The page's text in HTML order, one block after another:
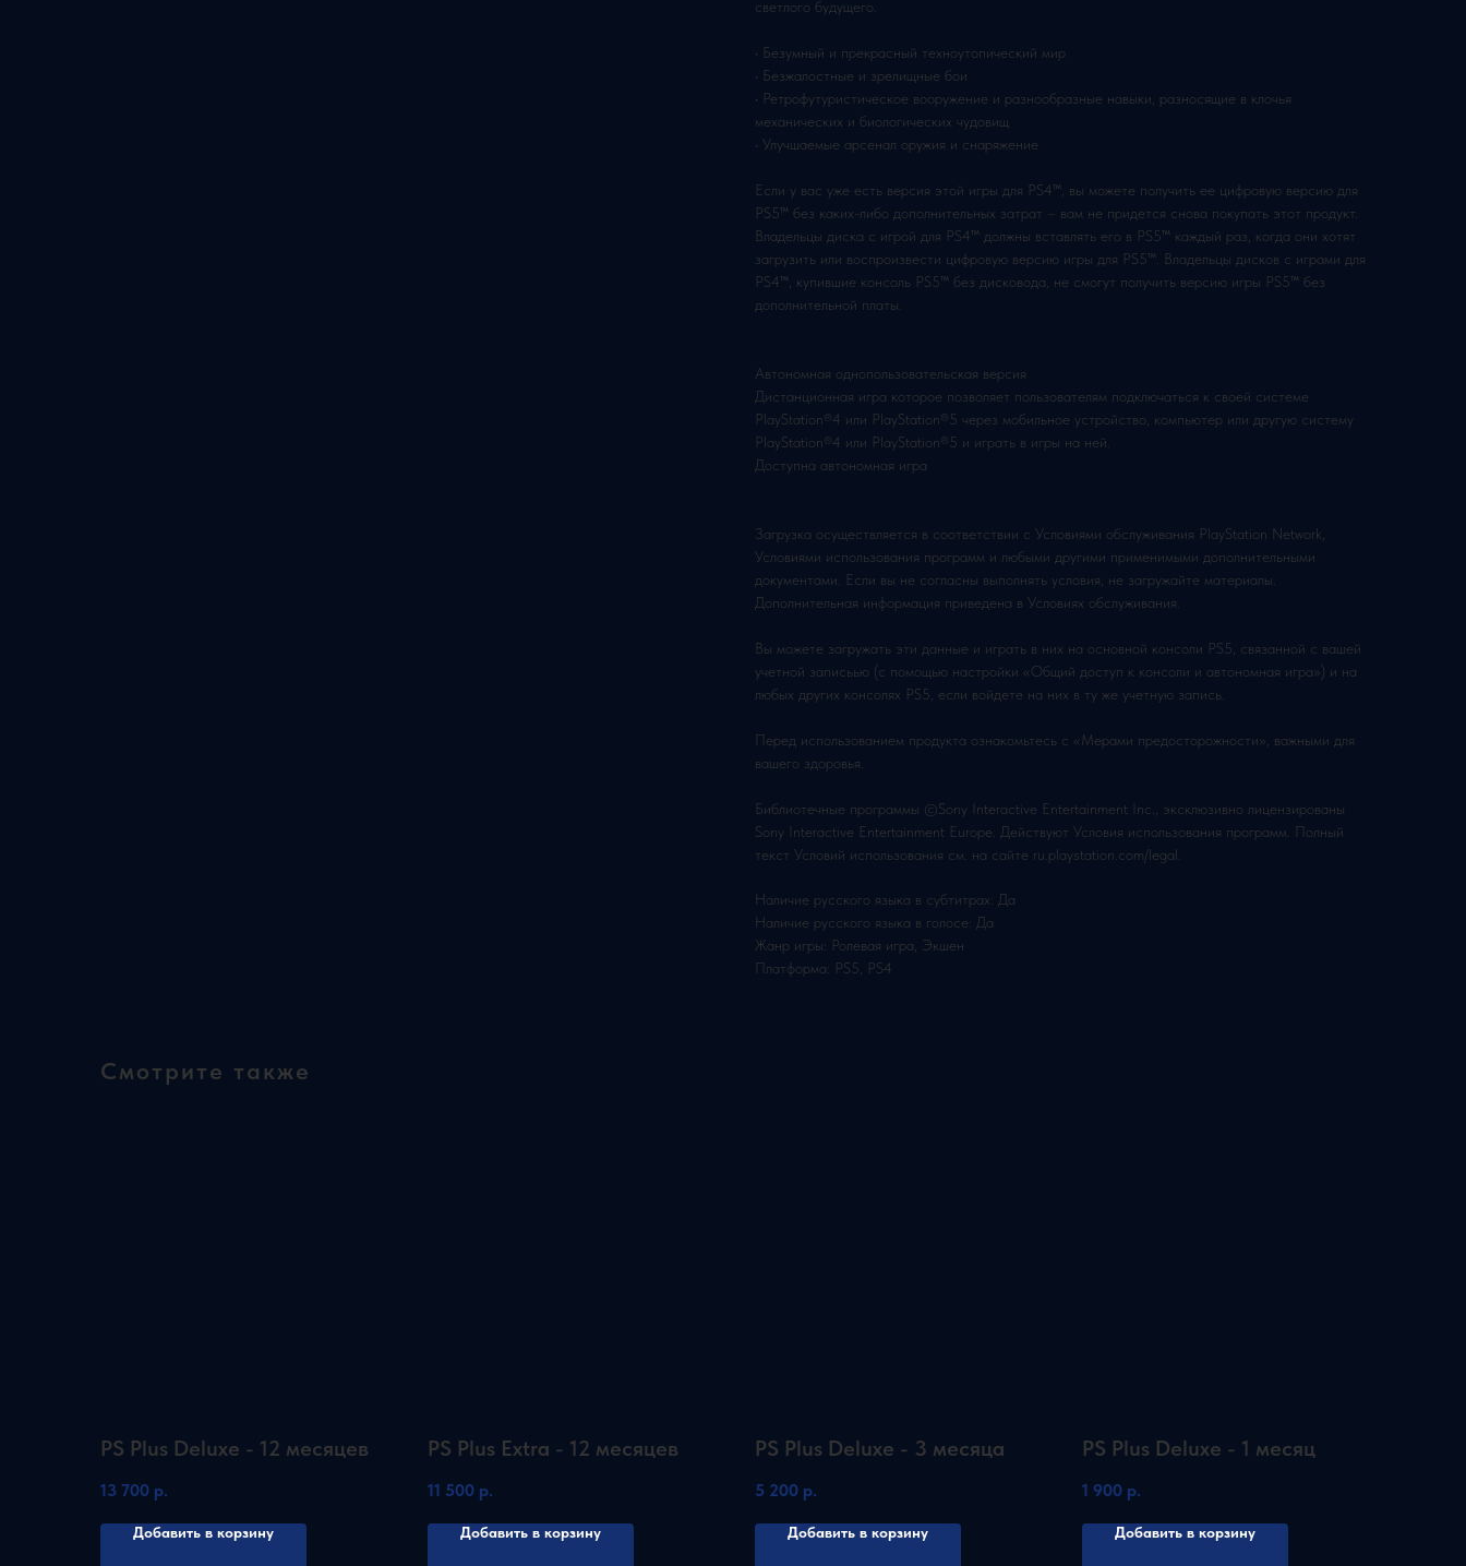
светлого будущего.
• Безумный и прекрасный техноутопический мир
• Безжалостные и зрелищные бои
• Ретрофутуристическое вооружение и разнообразные навыки, разносящие в клочья
механических и биологических чудовищ
• Улучшаемые арсенал оружия и снаряжение
Если у вас уже есть версия этой игры для PS4™, вы можете получить ее цифровую версию для
PS5™ без каких-либо дополнительных затрат – вам не придется снова покупать этот продукт.
Владельцы диска с игрой для PS4™ должны вставлять его в PS5™ каждый раз, когда они хотят
загрузить или воспроизвести цифровую версию игры для PS5™. Владельцы дисков с играми для
PS4™, купившие консоль PS5™ без дисковода, не смогут получить версию игры PS5™ без
дополнительной платы.
Автономная однопользовательская версия
Дистанционная игра которое позволяет пользователям подключаться к своей системе
PlayStation®4 или PlayStation®5 через мобильное устройство, компьютер или другую систему
PlayStation®4 или PlayStation®5 и играть в игры на ней.
Доступна автономная игра
Загрузка осуществляется в соответствии с Условиями обслуживания PlayStation Network,
Условиями использования программ и любыми другими применимыми дополнительными
документами. Если вы не согласны выполнять условия, не загружайте материалы.
Дополнительная информация приведена в Условиях обслуживания.
Вы можете загружать эти данные и играть в них на основной консоли PS5, связанной с вашей
учетной записьью (с помощью настройки «Общий доступ к консоли и автономная игра») и на
любых других консолях PS5, если войдете на них в ту же учетную запись.
Перед использованием продукта ознакомьтесь с «Мерами предосторожности», важными для
вашего здоровья.
Библиотечные программы ©Sony Interactive Entertainment Inc., эксклюзивно лицензированы
Sony Interactive Entertainment Europe. Действуют Условия использования программ. Полный
текст Условий использования см. на сайте ru.playstation.com/legal.
Наличие русского языка в субтитрах: Да
Наличие русского языка в голосе: Да
Жанр игры: Ролевая игра, Экшен
Платформа: PS5, PS4
Смотрите также
PS Plus Deluxe - 12 месяцев
13 700 р.
Добавить в корзину
PS Plus Extra - 12 месяцев
11 500 р.
Добавить в корзину
PS Plus Deluxe - 3 месяца
5 200 р.
Добавить в корзину
PS Plus Deluxe - 1 месяц
1 900 р.
Добавить в корзину